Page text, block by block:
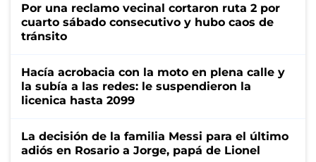
Por una reclamo vecinal cortaron ruta 2 por
cuarto sábado consecutivo y hubo caos de
tránsito
Hacía acrobacia con la moto en plena calle y
la subía a las redes: le suspendieron la
licenica hasta 2099
La decisión de la familia Messi para el último
adiós en Rosario a Jorge, papá de Lionel